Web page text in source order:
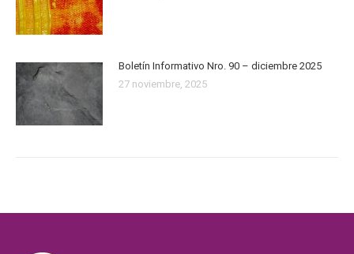
Boletín Informativo Nro. 90 – diciembre 2025
27 noviembre, 2025